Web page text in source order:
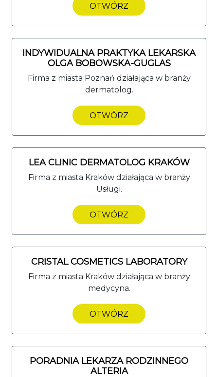
OTWÓRZ
INDYWIDUALNA PRAKTYKA LEKARSKA
OLGA BOBOWSKA-GUGLAS
Firma z miasta Poznań działająca w branży
dermatolog.
OTWÓRZ
LEA CLINIC DERMATOLOG KRAKÓW
Firma z miasta Kraków działająca w branży
Usługi.
OTWÓRZ
CRISTAL COSMETICS LABORATORY
Firma z miasta Kraków działająca w branży
medycyna.
OTWÓRZ
PORADNIA LEKARZA RODZINNEGO
ALTERIA